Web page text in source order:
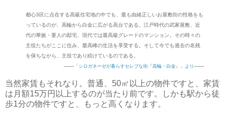
都心3区に点在する高級住宅地の中でも、最も由緒正しいお屋敷街の性格をも
っているのが、高輪から白金に広がる高台である。江戸時代の武家屋敷、近
代の華族・要人の邸宅、現代では最高級グレードのマンション。その時々の
主役たちがここに住み、最高峰の生活を享受する。そして今でも過去の名残
を保ちながら、主役であり続けているのである。
―― 「シロガネーゼが暮らすセレブな街『高輪・白金』」より ――
当然家賃もそれなり。普通、50㎡以上の物件ですと、家賃
は月額15万円以上するのが当たり前です。しかも駅から徒
歩1分の物件ですと、もっと高くなります。